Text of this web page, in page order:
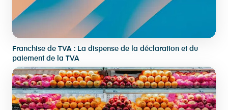
Franchise de TVA : La dispense de la déclaration et du
paiement de la TVA